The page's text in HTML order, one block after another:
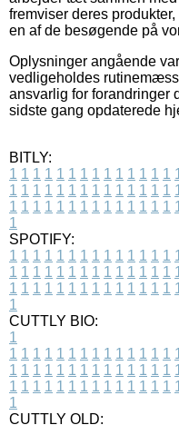
fremviser deres
en af de besøgende på
Oplysninger angående
vedligeholdes
ansvarlig for forandringer
sidste gang opdaterede
BITLY:
1 1 1 1 1 1 1 1 1 1 1 1 1 1
1 1 1 1 1 1 1 1 1 1 1 1 1 1
1 1 1 1 1 1 1 1 1 1 1 1 1 1
1
SPOTIFY:
1 1 1 1 1 1 1 1 1 1 1 1 1 1
1 1 1 1 1 1 1 1 1 1 1 1 1 1
1 1 1 1 1 1 1 1 1 1 1 1 1 1
1
CUTTLY BIO:
1
1 1 1 1 1 1 1 1 1 1 1 1 1 1
1 1 1 1 1 1 1 1 1 1 1 1 1 1
1 1 1 1 1 1 1 1 1 1 1 1 1 1
1
CUTTLY OLD: